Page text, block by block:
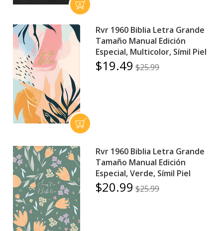
Rvr 1960 Biblia Letra Grande
Tamaño Manual Edición
Especial, Multicolor, Símil Piel
$19.49 $25.99
Rvr 1960 Biblia Letra Grande
Tamaño Manual Edición
Especial, Verde, Símil Piel
$20.99 $25.99